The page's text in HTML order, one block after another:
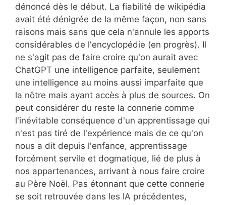
dénoncé dès le début. La fiabilité de wikipédia
avait été dénigrée de la même façon, non sans
raisons mais sans que cela n'annule les apports
considérables de l'encyclopédie (en progrès). Il
ne s'agit pas de faire croire qu'on aurait avec
ChatGPT une intelligence parfaite, seulement
une intelligence au moins aussi imparfaite que
la nôtre mais ayant accès à plus de sources. On
peut considérer du reste la connerie comme
l'inévitable conséquence d'un apprentissage qui
n'est pas tiré de l'expérience mais de ce qu'on
nous a dit depuis l'enfance, apprentissage
forcément servile et dogmatique, lié de plus à
nos appartenances, arrivant à nous faire croire
au Père Noël. Pas étonnant que cette connerie
se soit retrouvée dans les IA précédentes,